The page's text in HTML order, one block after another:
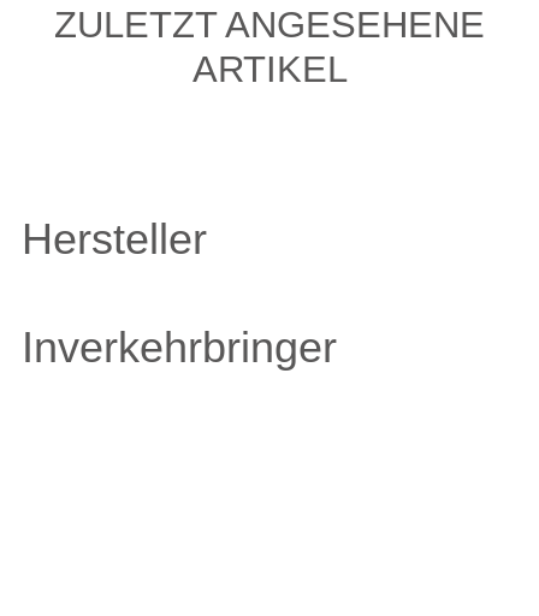
ZULETZT ANGESEHENE
ARTIKEL
Hersteller
Inverkehrbringer